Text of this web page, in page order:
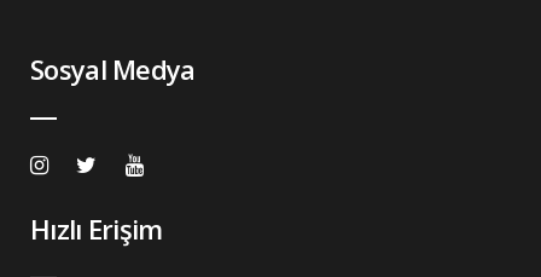
Sosyal Medya
Hızlı Erişim